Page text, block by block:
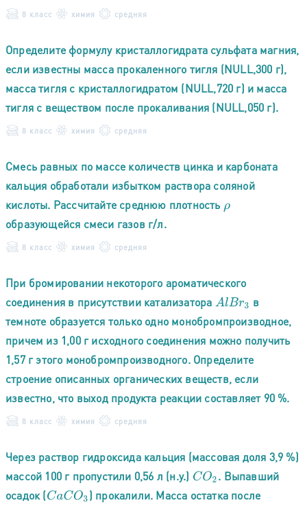
8 класс химия средняя
Определите формулу кристаллогидрата сульфата магния,
если известны масса прокаленного тигля (NULL,300 г),
масса тигля с кристаллогидратом (NULL,720 г) и масса
тигля с веществом после прокаливания (NULL,050 г).
8 класс химия средняя
Смесь равных по массе количеств цинка и карбоната
кальция обработали избытком раствора соляной
кислоты. Рассчитайте среднюю плотность ρ
образующейся смеси газов г/л.
8 класс химия средняя
При бромировании некоторого ароматического
соединения в присутствии катализатора AlBr3
в
темноте образуется только одно монобромпроизводное,
причем из 1,00 г исходного соединения можно получить
1,57 г этого монобромпроизводного. Определите
строение описанных органических веществ, если
известно, что выход продукта реакции составляет 90 %.
8 класс химия средняя
Через раствор гидроксида кальция (массовая доля 3,9 %)
массой 100 г пропустили 0,56 л (н.у.) CO2 . Выпавший
осадок (CaCO3
) прокалили. Масса остатка после